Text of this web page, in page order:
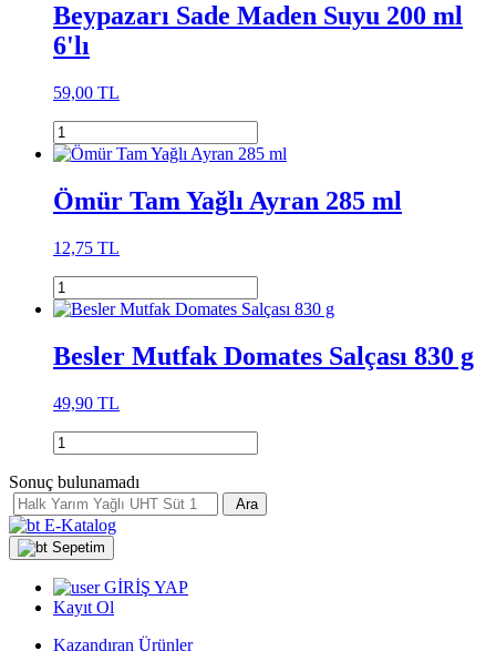
Beypazarı Sade Maden Suyu 200 ml
6'lı
59,00 TL
Ömür Tam Yağlı Ayran 285 ml
12,75 TL
Besler Mutfak Domates Salçası 830 g
49,90 TL
Sonuç bulunamadı
Ara
E-Katalog
Sepetim
GİRİŞ YAP
Kayıt Ol
Kazandıran Ürünler